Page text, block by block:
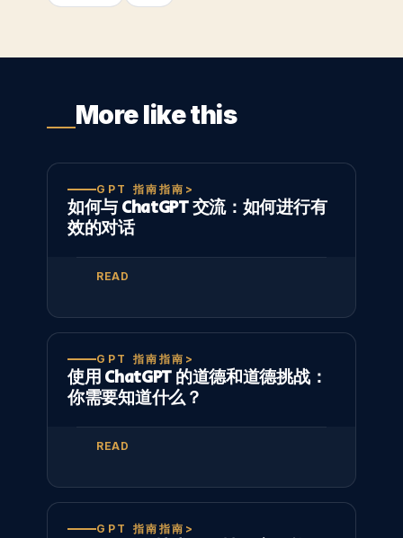
More like this
GPT 指南指南>
如何与 ChatGPT 交流：如何进行有
效的对话
READ
GPT 指南指南>
使用 ChatGPT 的道德和道德挑战：
你需要知道什么？
READ
GPT 指南指南>